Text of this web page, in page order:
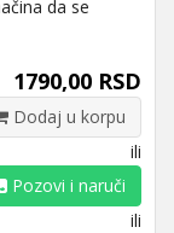
da se
1790,00 RSD
Dodaj u korpu
ili
Pozovi i naruči
ili